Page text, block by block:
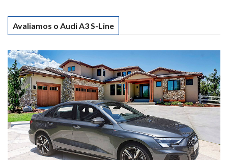
Avaliamos o Audi A3 S-Line